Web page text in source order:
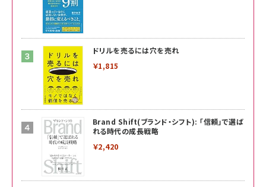
ドリルを売るには穴を売れ
￥1,815
Brand Shift(ブランド・シフト): 「信頼」で選ば
れる時代の成長戦略
￥2,420